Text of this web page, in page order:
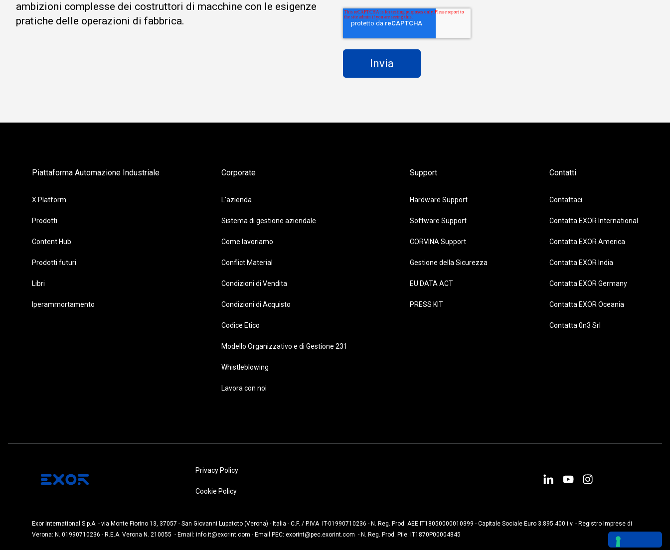
ambizioni complesse dei costruttori di macchine con le esigenze
pratiche delle operazioni di fabbrica.
Piattaforma Automazione Industriale
X Platform
Prodotti
Content Hub
Prodotti futuri
Libri
Iperammortamento
Corporate
L'azienda
Sistema di gestione aziendale
Come lavoriamo
Conflict Material
Condizioni di Vendita
Condizioni di Acquisto
Codice Etico
Modello Organizzativo e di Gestione 231
Whistleblowing
Lavora con noi
Support
Hardware Support
Software Support
CORVINA Support
Gestione della Sicurezza
EU DATA ACT
PRESS KIT
Contatti
Contattaci
Contatta EXOR International
Contatta EXOR America
Contatta EXOR India
Contatta EXOR Germany
Contatta EXOR Oceania
Contatta 0n3 Srl
Privacy Policy
Cookie Policy
Exor International S.p.A. - via Monte Fiorino 13, 37057 - San Giovanni Lupatoto (Verona) - Italia - C.F. / P.IVA IT-01990710236 - N. Reg. Prod. AEE IT18050000010399 - Capitale Sociale Euro 3.895.400 i.v. - Registro Imprese di
Verona: N. 01990710236 - R.E.A. Verona N. 210055 - Email: info.it@exorint.com - Email PEC: exorint@pec.exorint.com - N. Reg. Prod. Pile: IT1870P00004845